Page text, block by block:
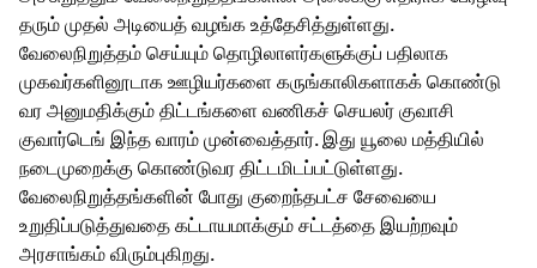
தரும் முதல் அடியைத் வழங்க உத்தேசித்துள்ளது.
வேலைநிறுத்தம் செய்யும் தொழிலாளர்களுக்குப் பதிலாக
முகவர்களினூடாக ஊழியர்களை கருங்காலிகளாகக் கொண்டு
வர அனுமதிக்கும் திட்டங்களை வணிகச் செயலர் குவாசி
குவார்டெங் இந்த வாரம் முன்வைத்தார். இது யூலை மத்தியில்
நடைமுறைக்கு கொண்டுவர திட்டமிடப்பட்டுள்ளது.
வேலைநிறுத்தங்களின் போது குறைந்தபட்ச சேவையை
உறுதிப்படுத்துவதை கட்டாயமாக்கும் சட்டத்தை இயற்றவும்
அரசாங்கம் விரும்புகிறது.